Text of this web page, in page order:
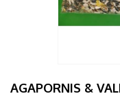
AGAPORNIS &